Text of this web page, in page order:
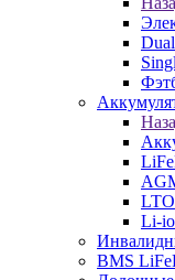
LTO
Li-
BMS